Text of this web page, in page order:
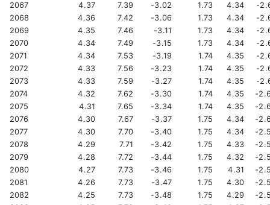
2067
4.37 7.39 -3.02 1.73 4.34
-
2068
4.36 7.42 -3.06 1.73 4.34
-
2069
4.35 7.46 -3.11 1.73 4.34
-
2070
4.34 7.49 -3.15 1.73 4.34
-
2071
4.34 7.53 -3.19 1.74 4.35
-
2072
4.33 7.56 -3.23 1.74 4.35
-
2073
4.33 7.59 -3.27 1.74 4.35
-
2074
4.32 7.62 -3.30 1.74 4.35
-
2075
4.31 7.65 -3.34 1.74 4.35
-
2076
4.30 7.67 -3.37 1.75 4.34
-
2077
4.30 7.70 -3.40 1.75 4.34
-
2078
4.29 7.71 -3.42 1.75 4.33
-
2079
4.28 7.72 -3.44 1.75 4.32
-
2080
4.27 7.73 -3.46 1.75 4.31
-
2081
4.26 7.73 -3.47 1.75 4.30
-
2082
4.25 7.73 -3.48 1.75 4.29
-